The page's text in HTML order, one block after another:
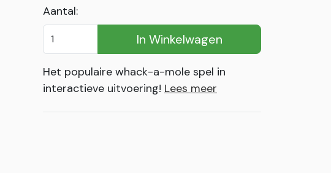
Aantal:
In Winkelwagen
Het populaire whack-a-mole spel in
interactieve uitvoering! Lees meer